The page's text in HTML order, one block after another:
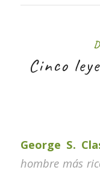
Cinco
George S.
hombre más